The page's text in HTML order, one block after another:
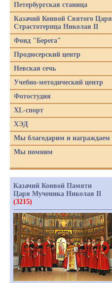
Петербургская станица
Казачий Конвой Святого Царя
Страстотерпца Николая II
Фонд "Берега"
Продюсерский центр
Невская сечь
Учебно-методический центр
Фотостудия
XL-спорт
ХЭД
Мы благодарим и награждаем
Мы помним
Казачий Конвой Памяти
Царя Мученика Николая II
(3215)